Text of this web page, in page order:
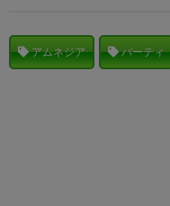
アムネジア パーティ